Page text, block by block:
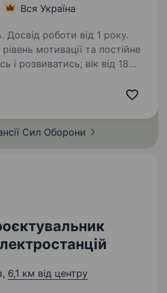
Вся Україна
Досвід роботи від 1 року.
вік від 18
Сил Оборони
6,1 км від центру